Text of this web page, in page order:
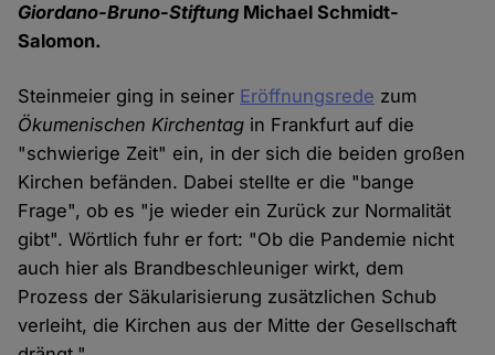
Giordano-Bruno-Stiftung Michael Schmidt-
Salomon.
Steinmeier ging in seiner Eröffnungsrede zum
Ökumenischen Kirchentag in Frankfurt auf die
"schwierige Zeit" ein, in der sich die beiden großen
Kirchen befänden. Dabei stellte er die "bange
Frage", ob es "je wieder ein Zurück zur Normalität
gibt". Wörtlich fuhr er fort: "Ob die Pandemie nicht
auch hier als Brandbeschleuniger wirkt, dem
Prozess der Säkularisierung zusätzlichen Schub
verleiht, die Kirchen aus der Mitte der Gesellschaft